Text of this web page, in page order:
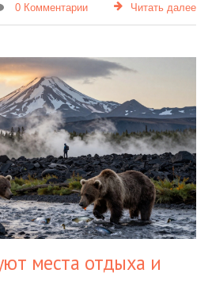
0 Комментарии Читать далее
места отдыха и